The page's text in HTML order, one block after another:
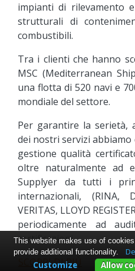
impianti di rilevamento
strutturali di
combustibili.
Tra i clienti che hanno
MSC (Mediterranean
una flotta di 520 navi e
mondiale del settore.
Per garantire la serietà,
dei nostri servizi
gestione qualità
oltre naturalmente ad
Supplyer da tutti i
internazionali, (RINA,
VERITAS, LLOYD
periodicamente ad
certificazioni.
SCOPRI DI PIÙ
This website makes use of
provide additional functionality.
Allow
Customize